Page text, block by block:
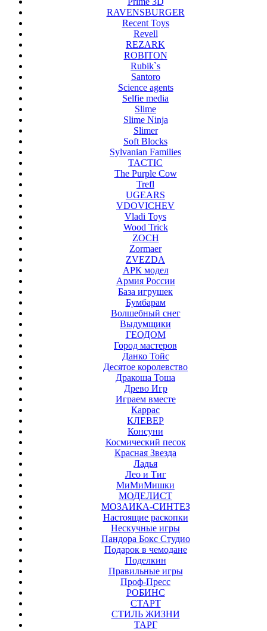
RAVENSBURGER
Recent Toys
Revell
REZARK
ROBITON
Rubik`s
Santoro
Science agents
Selfie media
Slime
Slime Ninja
Slimer
Soft Blocks
Sylvanian Families
TACTIC
The Purple Cow
Trefl
UGEARS
VDOVICHEV
Vladi Toys
Wood Trick
ZOCH
Zormaer
ZVEZDA
АРК модел
Армия России
База игрушек
Бумбарам
Волшебный снег
Выдумщики
ГЕОДОМ
Город мастеров
Данко Тойс
Десятое королевство
Дракоша Тоша
Древо Игр
Играем вместе
Каррас
КЛЕВЕР
Консуни
Космический песок
Красная Звезда
Ладья
Лео и Тиг
МиМиМишки
МОДЕЛИСТ
МОЗАИКА-СИНТЕЗ
Настоящие раскопки
Нескучные игры
Пандора Бокс Студио
Подарок в чемодане
Поделкин
Правильные игры
Проф-Пресс
РОБИНС
СТАРТ
СТИЛЬ ЖИЗНИ
ТАРГ